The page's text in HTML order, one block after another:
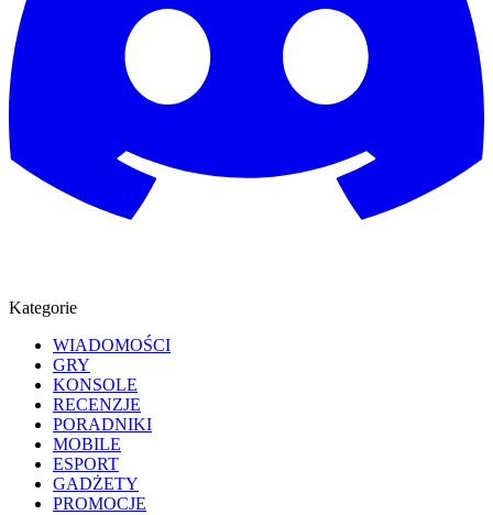
Kategorie
WIADOMOŚCI
GRY
KONSOLE
RECENZJE
PORADNIKI
MOBILE
ESPORT
GADŻETY
PROMOCJE